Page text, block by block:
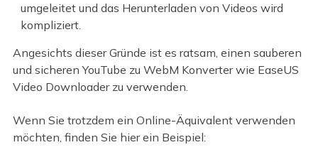
umgeleitet und das Herunterladen von Videos wird
kompliziert.
Angesichts dieser Gründe ist es ratsam, einen sauberen
und sicheren YouTube zu WebM Konverter wie EaseUS
Video Downloader zu verwenden.
Wenn Sie trotzdem ein Online-Äquivalent verwenden
möchten, finden Sie hier ein Beispiel: